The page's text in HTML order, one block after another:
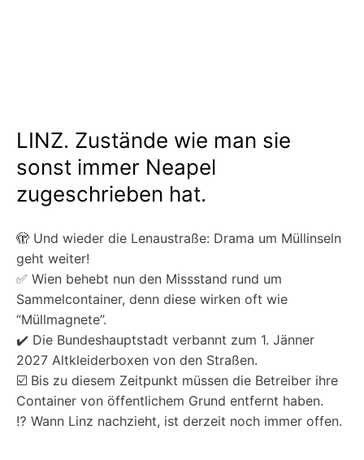
LINZ. Zustände wie man sie
sonst immer Neapel
zugeschrieben hat.
🫣 Und wieder die Lenaustraße: Drama um Müllinseln
geht weiter!
✅ Wien behebt nun den Missstand rund um
Sammelcontainer, denn diese wirken oft wie
“Müllmagnete”.
✔️ Die Bundeshauptstadt verbannt zum 1. Jänner
2027 Altkleiderboxen von den Straßen.
☑️ Bis zu diesem Zeitpunkt müssen die Betreiber ihre
Container von öffentlichem Grund entfernt haben.
⁉️ Wann Linz nachzieht, ist derzeit noch immer offen.